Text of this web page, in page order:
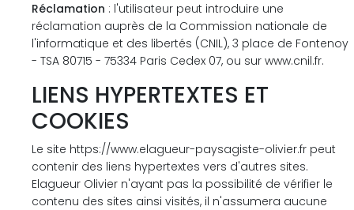
Réclamation : l'utilisateur peut introduire une
réclamation auprès de la Commission nationale de
l'informatique et des libertés (CNIL), 3 place de Fontenoy
- TSA 80715 - 75334 Paris Cedex 07, ou sur www.cnil.fr.
LIENS HYPERTEXTES ET
COOKIES
Le site https://www.elagueur-paysagiste-olivier.fr peut
contenir des liens hypertextes vers d'autres sites.
Elagueur Olivier n'ayant pas la possibilité de vérifier le
contenu des sites ainsi visités, il n'assumera aucune